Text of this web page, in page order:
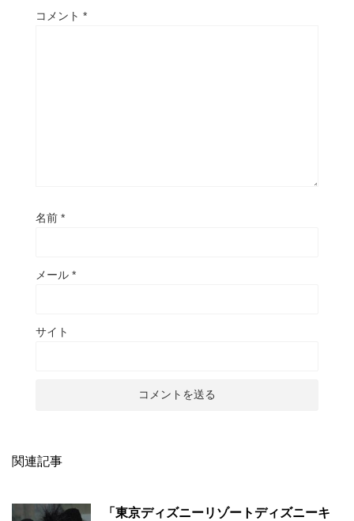
コメント *
名前 *
メール *
サイト
関連記事
「東京ディズニーリゾートディズニーキ